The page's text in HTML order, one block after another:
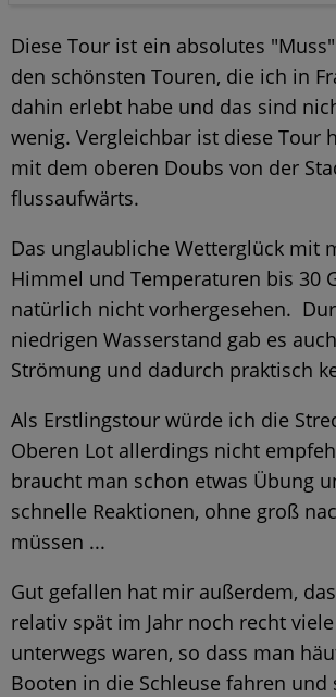
Diese Tour ist ein absolutes
den schönsten Touren, die ich in
dahin erlebt habe und das sind
wenig. Vergleichbar ist diese Tour
mit dem oberen Doubs von der
flussaufwärts.
Das unglaubliche Wetterglück mit
Himmel und Temperaturen bis 30
natürlich nicht vorhergesehen.
niedrigen Wasserstand gab es
Strömung und dadurch praktisch
Als Erstlingstour würde ich die
Oberen Lot allerdings nicht
braucht man schon etwas Übung
schnelle Reaktionen, ohne groß
müssen ...
Gut gefallen hat mir außerdem,
relativ spät im Jahr noch recht
unterwegs waren, so dass man
Booten in die Schleuse fahren und